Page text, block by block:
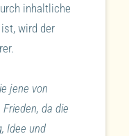
inhaltliche
wird der
jene von
da die
Idee und